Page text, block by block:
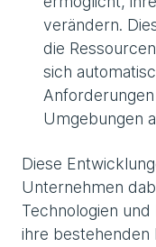
verändern.
die
sich
Umgebungen
Diese
Unternehmen
Technologien
ihre